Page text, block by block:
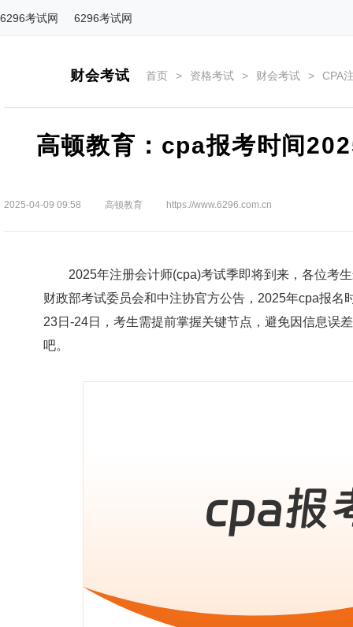
6296考试网 6296考试网
财会考试 首页 > 资格考试 > 财会考试 > CPA
高顿教育：cpa报考时间
2025-04-09 09:58 高顿教育 https://www.6296.com.cn
2025年注册会计师(cpa)考试季即将到来，各位考生
财政部考试委员会和中注协官方公告，2025年cpa报
23日-24日，考生需提前掌握关键节点，避免因信息误
吧。